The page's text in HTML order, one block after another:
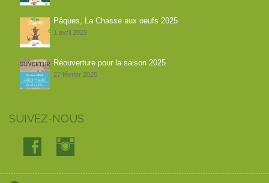
Pâques, La Chasse aux oeufs 2025
1 avril 2025
Réouverture pour la saison 2025
27 février 2025
SUIVEZ-NOUS